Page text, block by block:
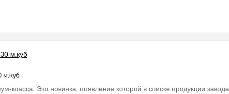
м.куб
класса. Это новинка, появление которой в списке продукции завода